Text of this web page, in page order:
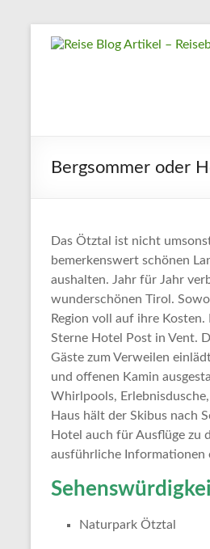
InhaltReise
und
Thema
Reisen
Urlaub,
Informationen
Bergsommer oder
Das Ötztal ist nicht
bemerkenswert schönen
aushalten. Jahr für Jahr
wunderschönen Tirol.
Region voll auf ihre
Sterne Hotel Post in Vent.
Gäste zum Verweilen
und offenen Kamin
Whirlpools,
Haus hält der Skibus nach
Hotel auch für Ausflüge zu
ausführliche Informationen
Naturpark Ötztal